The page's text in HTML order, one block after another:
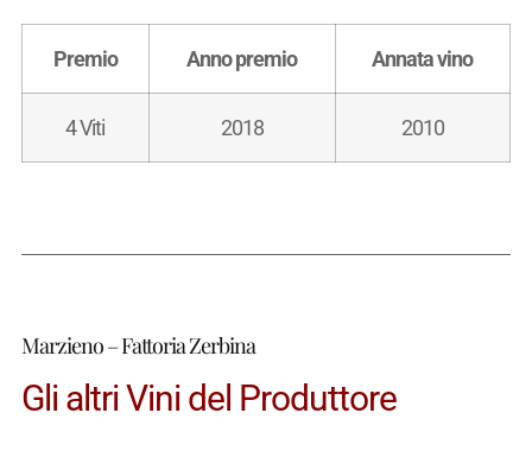
Premio Anno premio Annata vino
4 Viti 2018 2010
Marzieno – Fattoria Zerbina
Gli altri Vini del Produttore